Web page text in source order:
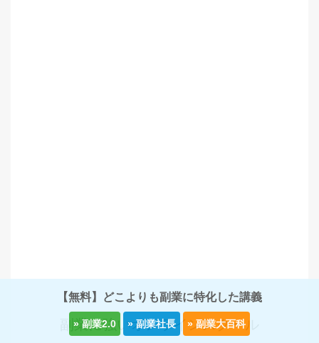
副業に強いオンラインスクール
【無料】どこよりも副業に特化した講義